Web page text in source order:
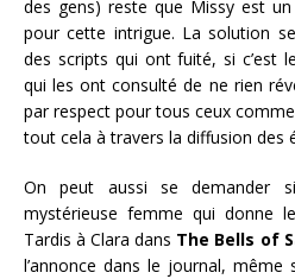
des gens) reste que Missy est
pour cette intrigue. La solution
des scripts qui ont fuité, si c’est
qui les ont consulté de ne rien
par respect pour tous ceux
tout cela à travers la diffusion des
On peut aussi se demander
mystérieuse femme qui donne
Tardis à Clara dans The Bells of
l’annonce dans le journal,